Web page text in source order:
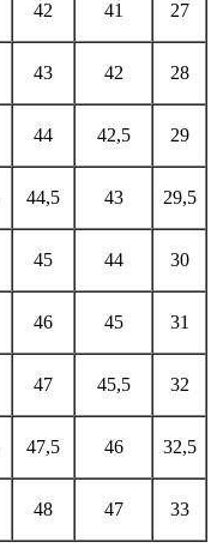
42 41 27
43 42 28
44 42,5 29
44,5 43 29,5
45 44 30
46 45 31
47 45,5 32
47,5 46 32,5
48 47 33